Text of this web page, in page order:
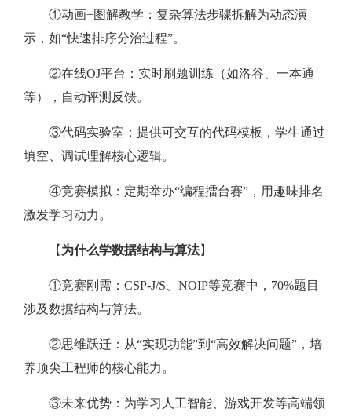
①动画+图解教学：复杂算法步骤拆解为动态演
示，如“快速排序分治过程”。
②在线OJ平台：实时刷题训练（如洛谷、一本通
等），自动评测反馈。
③代码实验室：提供可交互的代码模板，学生通过
填空、调试理解核心逻辑。
④竞赛模拟：定期举办“编程擂台赛”，用趣味排名
激发学习动力。
【 为什么学数据结构与算法】
①竞赛刚需：CSP-J/S、NOIP等竞赛中，70%题目
涉及数据结构与算法。
②思维跃迁：从“实现功能”到“高效解决问题”，培
养顶尖工程师的核心能力。
③未来优势：为学习人工智能、游戏开发等高端领